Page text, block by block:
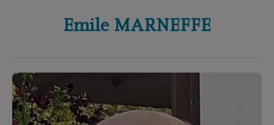
Emile MARNEFFE